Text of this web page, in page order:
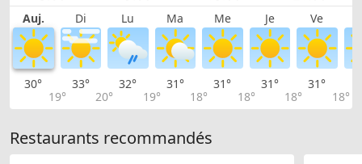
Auj. Di Lu Ma Me Je Ve
30°
19°
33°
20°
32°
19°
31°
18°
31°
18°
31°
18°
31°
18°
Restaurants recommandés